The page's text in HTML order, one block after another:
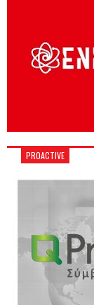
PROACTIVE